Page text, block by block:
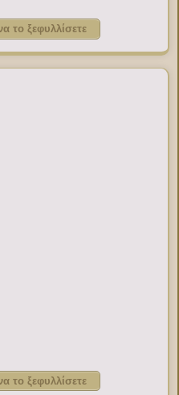
το ξεφυλλίσετε
το ξεφυλλίσετε